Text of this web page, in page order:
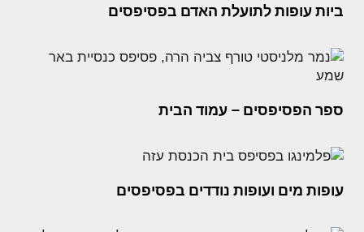
ביות עופות לתועלת האדם בפסיפסים
ספר הפסיפסים – עמוד הבית
עופות מים ועופות נודדים בפסיפסים